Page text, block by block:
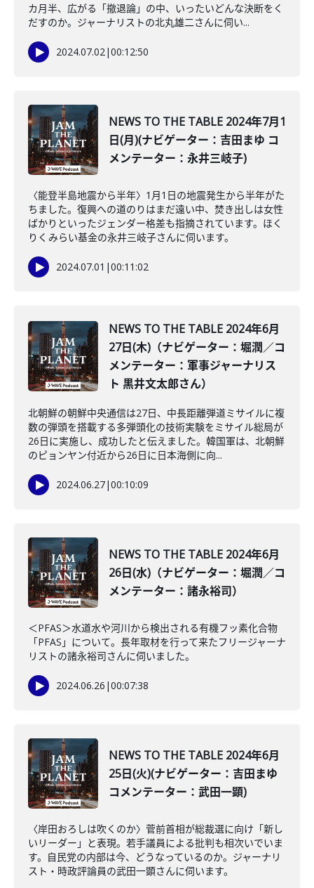
カ月半、広がる「撤退論」の中、いったいどんな決断をく
だすのか。ジャーナリストの北丸雄二さんに伺い...
2024.07.02|00:12:50
NEWS TO THE TABLE 2024年7月1
日(月)(ナビゲーター：吉田まゆ コ
メンテーター：永井三岐子)
〈能登半島地震から半年〉1月1日の地震発生から半年がた
ちました。復興への道のりはまだ遠い中、焚き出しは女性
ばかりといったジェンダー格差も指摘されています。ほく
りくみらい基金の永井三岐子さんに伺います。
2024.07.01 |00:11:02
NEWS TO THE TABLE 2024年6月
27日(木)（ナビゲーター：堀潤／コ
メンテーター：軍事ジャーナリス
ト 黒井文太郎さん）
北朝鮮の朝鮮中央通信は27日、中長距離弾道ミサイルに複
数の弾頭を搭載する多弾頭化の技術実験をミサイル総局が
26日に実施し、成功したと伝えました。韓国軍は、北朝鮮
のピョンヤン付近から26日に日本海側に向...
2024.06.27|00:10:09
NEWS TO THE TABLE 2024年6月
26日(水)（ナビゲーター：堀潤／コ
メンテーター：諸永裕司）
＜PFAS＞水道水や河川から検出される有機フッ素化合物
「PFAS」について。長年取材を行って来たフリージャーナ
リストの諸永裕司さんに伺いました。
2024.06.26 |00:07:38
NEWS TO THE TABLE 2024年6月
25日(火)(ナビゲーター：吉田まゆ
コメンテーター：武田一顕)
〈岸田おろしは吹くのか〉菅前首相が総裁選に向け「新し
いリーダー」と表現。若手議員による批判も相次いでいま
す。自民党の内部は今、どうなっているのか。ジャーナリ
スト・時政評論員の武田一顕さんに伺います。